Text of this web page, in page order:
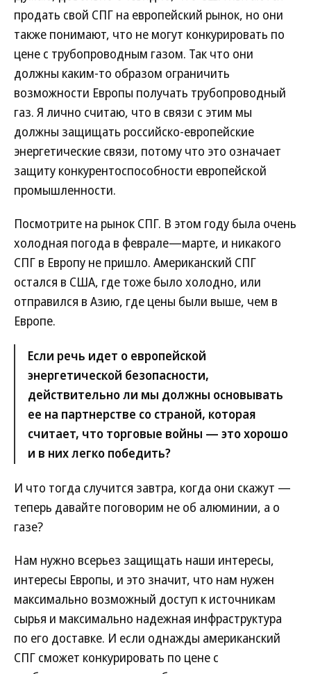
продать свой СПГ на европейский рынок, но они
также понимают, что не могут конкурировать по
цене с трубопроводным газом. Так что они
должны каким-то образом ограничить
возможности Европы получать трубопроводный
газ. Я лично считаю, что в связи с этим мы
должны защищать российско-европейские
энергетические связи, потому что это означает
защиту конкурентоспособности европейской
промышленности.
Посмотрите на рынок СПГ. В этом году была очень
холодная погода в феврале—марте, и никакого
СПГ в Европу не пришло. Американский СПГ
остался в США, где тоже было холодно, или
отправился в Азию, где цены были выше, чем в
Европе.
Если речь идет о европейской
энергетической безопасности,
действительно ли мы должны основывать
ее на партнерстве со страной, которая
считает, что торговые войны — это хорошо
и в них легко победить?
И что тогда случится завтра, когда они скажут —
теперь давайте поговорим не об алюминии, а о
газе?
Нам нужно всерьез защищать наши интересы,
интересы Европы, и это значит, что нам нужен
максимально возможный доступ к источникам
сырья и максимально надежная инфраструктура
по его доставке. И если однажды американский
СПГ сможет конкурировать по цене с